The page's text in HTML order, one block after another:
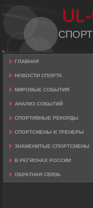
ГЛАВНАЯ
НОВОСТИ СПОРТА
МИРОВЫЕ СОБЫТИЯ
АНАЛИЗ СОБЫТИЙ
СПОРТИВНЫЕ РЕКОРДЫ
СПОРТСМЕНЫ И ТРЕНЕРЫ
ЗНАМЕНИТЫЕ СПОРТСМЕНЫ
В РЕГИОНАХ РОССИИ
ОБРАТНАЯ СВЯЗЬ